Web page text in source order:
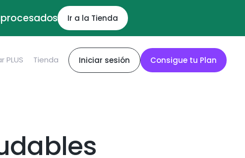
Ir a la Tienda
PLUS Tienda Iniciar sesión Consigue tu Plan